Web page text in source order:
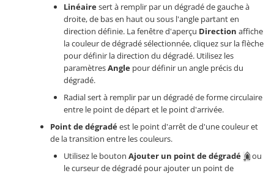
Linéairesert à remplir par un dégradé de gauche à
droite, de bas en haut ou sous l'angle partant en
direction définie. La fenêtre d'aperçu Direction affiche
la couleur de dégradé sélectionnée, cliquez sur la flèche
pour définir la direction du dégradé. Utilisez les
paramètresAngle pour définir un angle précis du
dégradé.
Radial sert à remplir par un dégradé de forme circulaire
entre le point de départ et le point d'arrivée.
Point de dégradéest le point d'arrêt de d'une couleur et
de la transition entre les couleurs.
Utilisez le bouton Ajouter un point de dégradé
ou
le curseur de dégradé pour ajouter un point de